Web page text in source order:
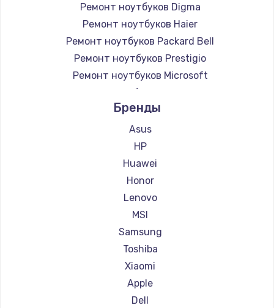
Ремонт ноутбуков Digma
Ремонт ноутбуков Haier
Ремонт ноутбуков Packard Bell
Ремонт ноутбуков Prestigio
Ремонт ноутбуков Microsoft
Ремонт ноутбуков Alienware
Ремонт ноутбуков Aquarius
Ремонт ноутбуков Gigabyte
Ремонт ноутбуков Aorus
Ремонт ноутбуков Maibenben
Ремонт ноутбуков Getac
Ремонт ноутбуков Epson
Ремонт ноутбуков Philips
Ремонт ноутбуков LG
Ремонт ноутбуков Panasonic
Ремонт ноутбуков Irbis
Ремонт ноутбуков Thunderobot
Ремонт ноутбуков Hasee
Бренды
Asus
HP
Huawei
Honor
Lenovo
MSI
Samsung
Toshiba
Xiaomi
Apple
Dell